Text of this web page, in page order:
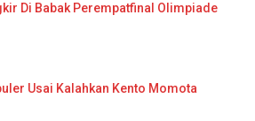
Di Babak Perempatfinal Olimpiade
Usai Kalahkan Kento Momota